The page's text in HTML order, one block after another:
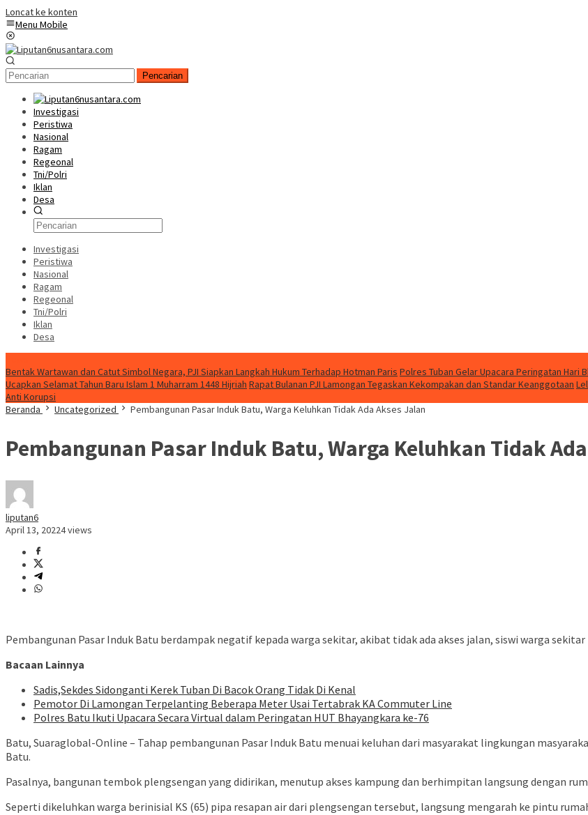
Loncat ke konten
Menu Mobile
Pencarian
Investigasi
Peristiwa
Nasional
Ragam
Regeonal
Tni/Polri
Iklan
Desa
Investigasi
Peristiwa
Nasional
Ragam
Regeonal
Tni/Polri
Iklan
Desa
Bentak Wartawan dan Catut Simbol Negara, PJI Siapkan Langkah Hukum Terhadap Hotman Paris Polres Tuban Gelar Upacara Peringatan Hari
Ucapkan Selamat Tahun Baru Islam 1 Muharram 1448 Hijriah Rapat Bulanan PJI Lamongan Tegaskan Kekompakan dan Standar Keanggotaan
Anti Korupsi
Beranda
Uncategorized Pembangunan Pasar Induk Batu, Warga Keluhkan Tidak Ada Akses Jalan
Pembangunan Pasar Induk Batu, Warga Keluhkan Tidak
liputan6
April 13, 20224 views
Pembangunan Pasar Induk Batu berdampak negatif kepada warga sekitar, akibat tidak ada akses jalan, siswi warga
Bacaan Lainnya
Sadis,Sekdes Sidonganti Kerek Tuban Di Bacok Orang Tidak Di Kenal
Pemotor Di Lamongan Terpelanting Beberapa Meter Usai Tertabrak KA Commuter Line
Polres Batu Ikuti Upacara Secara Virtual dalam Peringatan HUT Bhayangkara ke-76
Batu, Suaraglobal-Online – Tahap pembangunan Pasar Induk Batu menuai keluhan dari masyarakat lingkungan
Batu.
Pasalnya, bangunan tembok plengsengan yang didirikan, menutup akses kampung dan berhimpitan langsung dengan
Seperti dikeluhkan warga berinisial KS (65) pipa resapan air dari plengsengan tersebut, langsung mengarah ke pintu